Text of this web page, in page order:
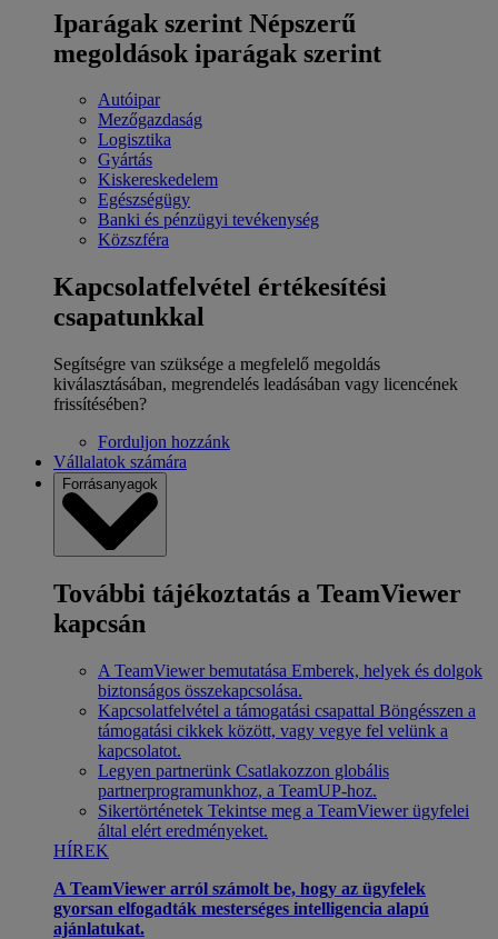
Iparágak szerint Népszerű
megoldások iparágak szerint
Autóipar
Mezőgazdaság
Logisztika
Gyártás
Kiskereskedelem
Egészségügy
Banki és pénzügyi tevékenység
Közszféra
Kapcsolatfelvétel értékesítési
csapatunkkal
Segítségre van szüksége a megfelelő megoldás
kiválasztásában, megrendelés leadásában vagy licencének
frissítésében?
Forduljon hozzánk
Vállalatok számára
Forrásanyagok
További tájékoztatás a TeamViewer
kapcsán
A TeamViewer bemutatása Emberek, helyek és dolgok
biztonságos összekapcsolása.
Kapcsolatfelvétel a támogatási csapattal Böngésszen a
támogatási cikkek között, vagy vegye fel velünk a
kapcsolatot.
Legyen partnerünk Csatlakozzon globális
partnerprogramunkhoz, a TeamUP-hoz.
Sikertörténetek Tekintse meg a TeamViewer ügyfelei
által elért eredményeket.
HÍREK
A TeamViewer arról számolt be, hogy az ügyfelek
gyorsan elfogadták mesterséges intelligencia alapú
ajánlatukat.